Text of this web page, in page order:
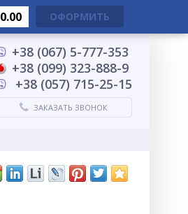
+38 (067) 5-777-353
+38 (099) 323-888-9
+38 (057) 715-25-15
ЗАКАЗАТЬ ЗВОНОК
0.00 ОФОРМИТЬ